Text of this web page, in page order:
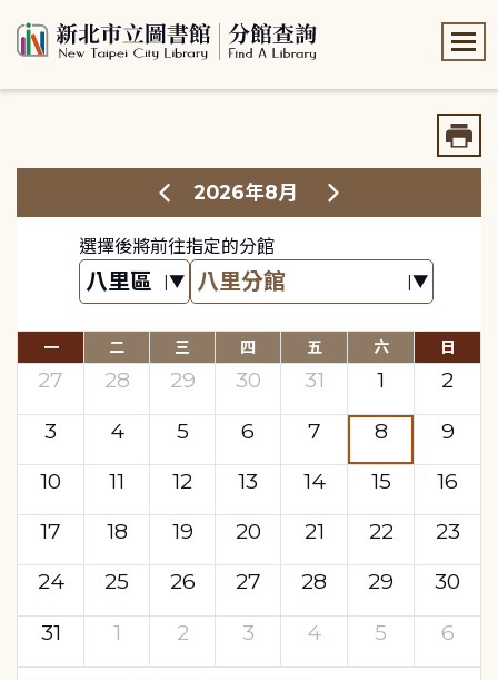
2026年8月
選擇後將前往指定的分館
一 二 三 四 五 六 日
27 28 29 30 31 1
2
3
4 5 6 7 8
9
10
11 12 13 14 15
16
17
18 19 20 21 22
23
24
25 26 27 28 29
30
31
1 2 3 4 5 6